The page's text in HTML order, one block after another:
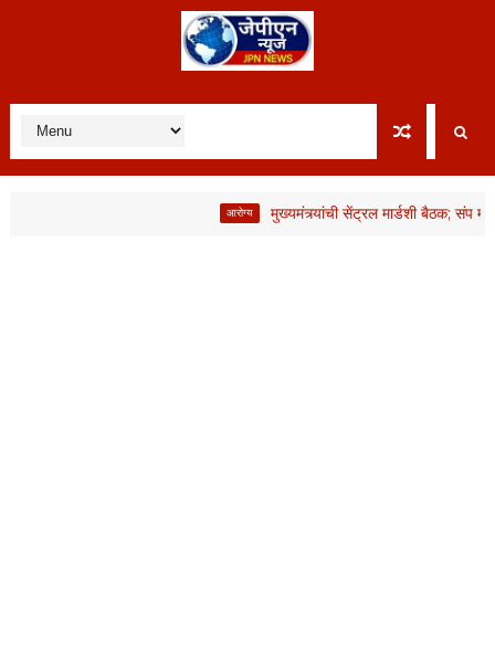
मुख्यमंत्र्यांची सेंट्रल मार्डशी बैठक; संप मागे,